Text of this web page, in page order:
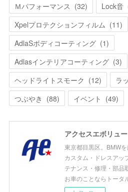
Ｍパフォーマンス (32) Lock音
Xpelプロテクションフィルム (11)
AdlaSボディコーティング (1)
Adlasインテリアコーティング (3)
ヘッドライトスモーク (12) ラ
つぶやき (88) イベント (49)
東京都目黒区。BMW
カスタム・ドレスアッ
テナンス・修理・部品
お車のことならトータ